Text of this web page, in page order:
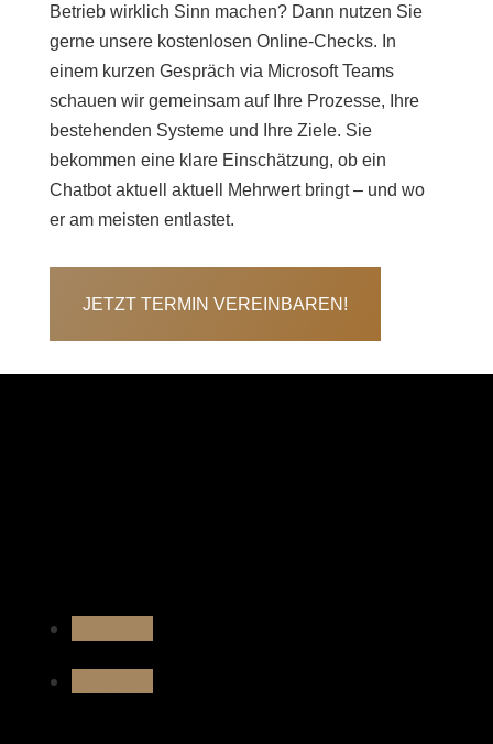
Betrieb wirklich Sinn machen? Dann nutzen Sie
gerne unsere kostenlosen Online-Checks. In
einem kurzen Gespräch via Microsoft Teams
schauen wir gemeinsam auf Ihre Prozesse, Ihre
bestehenden Systeme und Ihre Ziele. Sie
bekommen eine klare Einschätzung, ob ein
Chatbot aktuell aktuell Mehrwert bringt – und wo
er am meisten entlastet.
JETZT TERMIN VEREINBAREN!